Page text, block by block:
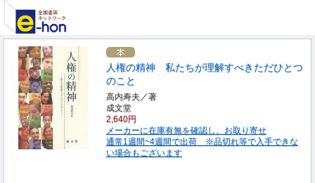
人権の精神 私たちが理解すべきただひとつ
のこと
高内寿夫／著
成文堂
2,640円
メーカーに在庫有無を確認し、お取り寄せ
通常1週間~4週間で出荷 ※品切れ等で入手できな
い場合もございます